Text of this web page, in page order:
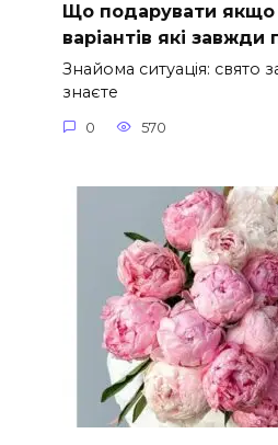
Що подарувати якщо
варіантів які
Знайома ситуація: свято
знаєте
0 570